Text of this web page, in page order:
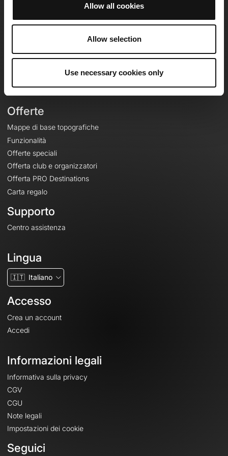
Allow all cookies
Allow selection
Use necessary cookies only
OpenRunner
Lavora con noi
Offerte
Mappe di base topografiche
Funzionalità
Offerte speciali
Offerta club e organizzatori
Offerta PRO Destinations
Carta regalo
Supporto
Centro assistenza
Lingua
🇮🇹 Italiano
Accesso
Crea un account
Accedi
Informazioni legali
Informativa sulla privacy
CGV
CGU
Note legali
Impostazioni dei cookie
Seguici